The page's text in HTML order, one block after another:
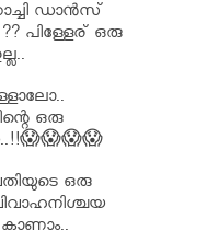
ഡാൻസ്
പിള്ളേര് ഒരു
ഒരു
ഒരു